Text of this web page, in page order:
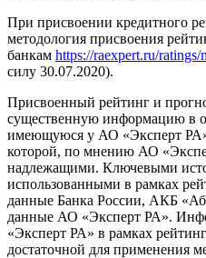
При присвоении кредитного
методология присвоения
банкам https://raexpert.ru/ratings/
силу 30.07.2020).
Присвоенный рейтинг и
существенную информацию в
имеющуюся у АО «Эксперт РА»,
которой, по мнению АО
надлежащими. Ключевыми
использованными в рамках
данные Банка России, АКБ
данные АО «Эксперт РА».
«Эксперт РА» в рамках
достаточной для применения